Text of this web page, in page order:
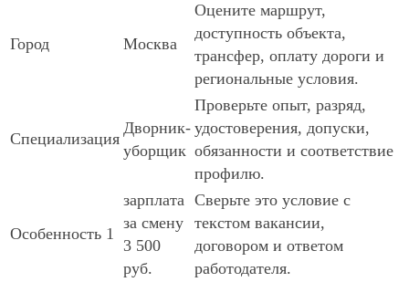
Город Москва
Оцените маршрут,
доступность объекта,
трансфер, оплату дороги и
региональные условия.
Специализация
Дворник-
уборщик
Проверьте опыт, разряд,
удостоверения, допуски,
обязанности и соответствие
профилю.
Особенность 1
зарплата
за смену
3 500
руб.
Сверьте это условие с
текстом вакансии,
договором и ответом
работодателя.